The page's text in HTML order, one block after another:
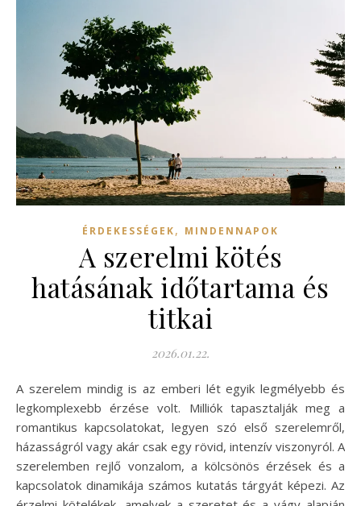
ÉRDEKESSÉGEK, MINDENNAPOK
A szerelmi kötés
hatásának időtartama és
titkai
2026.01.22.
A szerelem mindig is az emberi lét egyik legmélyebb és
legkomplexebb érzése volt. Milliók tapasztalják meg a
romantikus kapcsolatokat, legyen szó első szerelemről,
házasságról vagy akár csak egy rövid, intenzív viszonyról. A
szerelemben rejlő vonzalom, a kölcsönös érzések és a
kapcsolatok dinamikája számos kutatás tárgyát képezi. Az